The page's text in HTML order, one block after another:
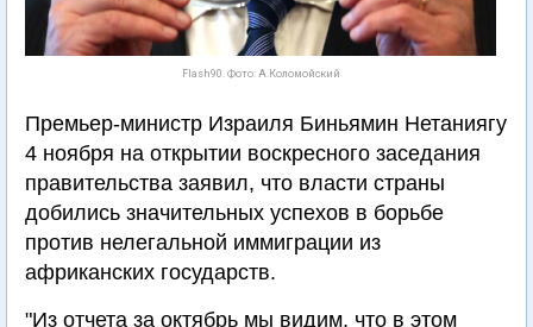
Flash90. Фото: А.Коломойский
Премьер-министр Израиля Биньямин Нетаниягу
4 ноября на открытии воскресного заседания
правительства заявил, что власти страны
добились значительных успехов в борьбе
против нелегальной иммиграции из
африканских государств.
"Из отчета за октябрь мы видим, что в этом